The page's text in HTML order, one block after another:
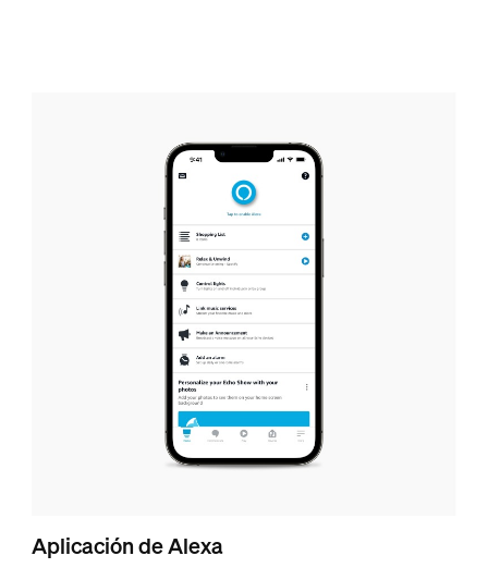
Aplicación de Alexa